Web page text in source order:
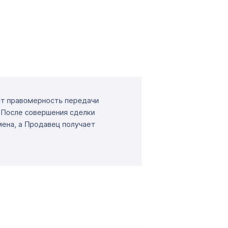
правомерность передачи
совершения сделки
а Продавец получает